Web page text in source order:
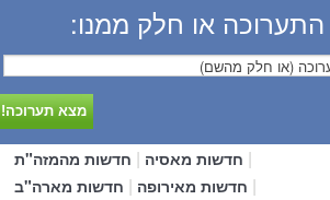
או חלק ממנו:
חדשות מהמזה"ת | חדשות מאסיה |
חדשות מארה"ב | חדשות מאירופה |